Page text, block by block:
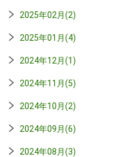
2025年02月(2)
2025年01月(4)
2024年12月(1)
2024年11月(5)
2024年10月(2)
2024年09月(6)
2024年08月(3)